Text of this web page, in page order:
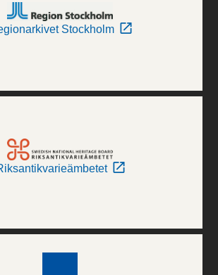
Stockholm